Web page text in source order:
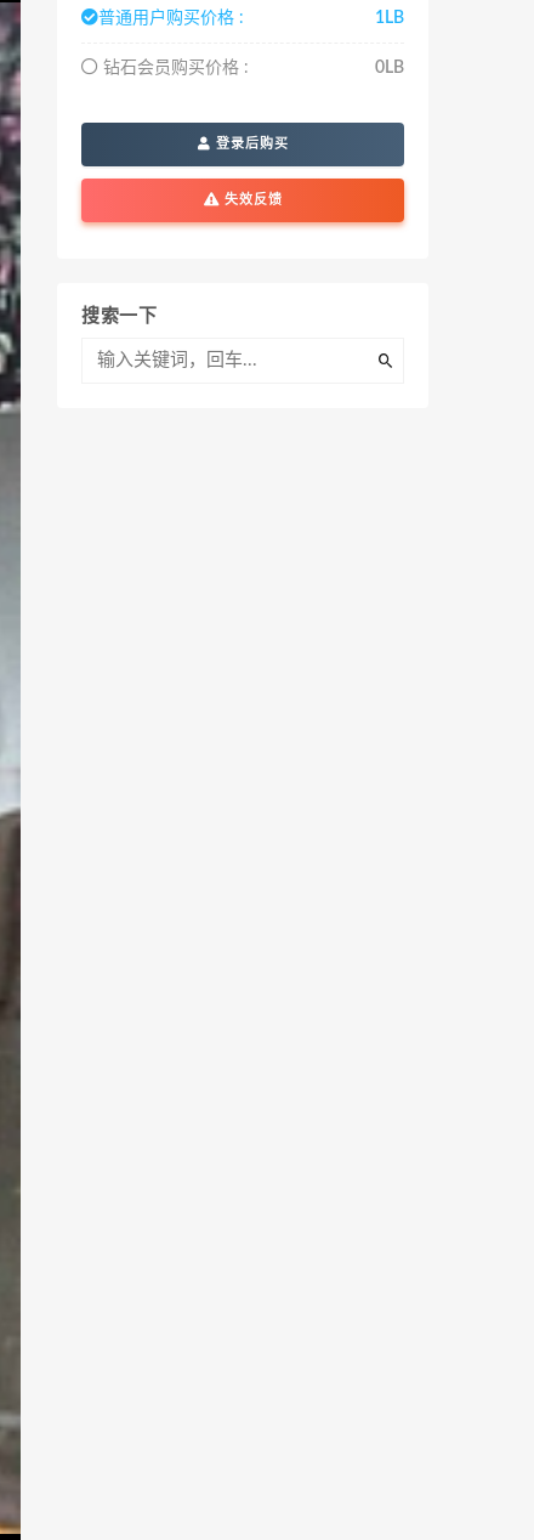
普通用户购买价格 : 1LB
钻石会员购买价格 : 0LB
登录后购买
失效反馈
搜索一下